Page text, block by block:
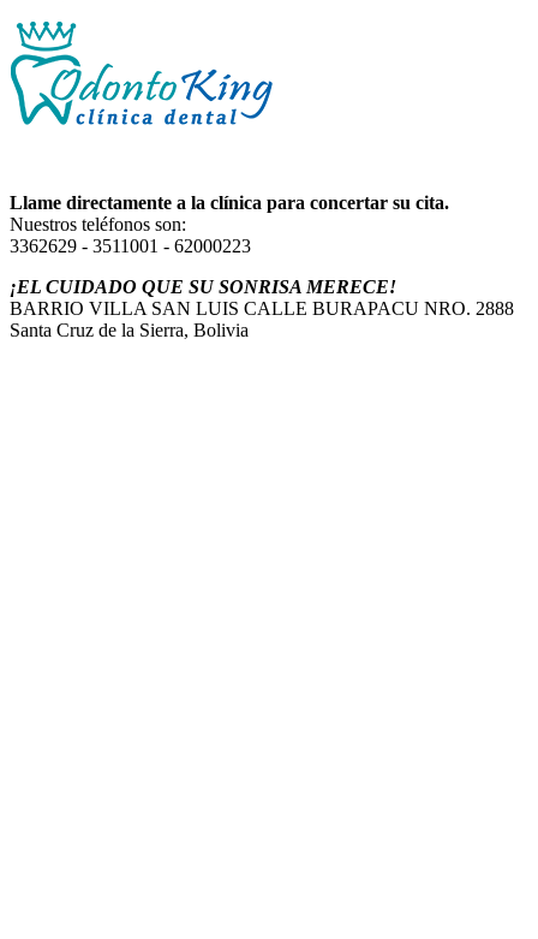
Llame directamente a la clínica para concertar su cita.
Nuestros teléfonos son:
3362629 - 3511001 - 62000223
¡EL CUIDADO QUE SU SONRISA MERECE!
BARRIO VILLA SAN LUIS CALLE BURAPACU NRO. 2888
Santa Cruz de la Sierra, Bolivia